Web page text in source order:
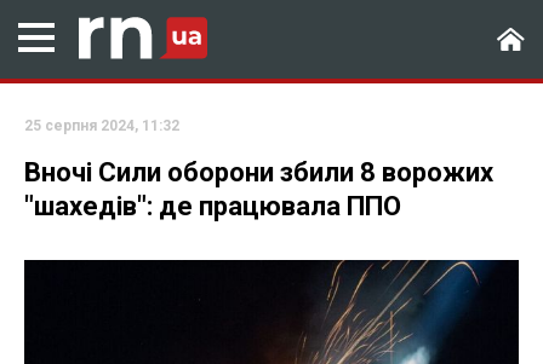
25 серпня 2024, 11:32
Вночі Сили оборони збили 8 ворожих
"шахедів": де працювала ППО